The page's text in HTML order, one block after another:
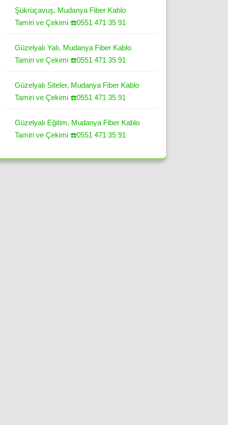
Şükrüçavuş, Mudanya Fiber Kablo
Tamiri ve Çekimi ☎️0551 471 35 91
Güzelyalı Yalı, Mudanya Fiber Kablo
Tamiri ve Çekimi ☎️0551 471 35 91
Güzelyalı Siteler, Mudanya Fiber Kablo
Tamiri ve Çekimi ☎️0551 471 35 91
Güzelyalı Eğitim, Mudanya Fiber Kablo
Tamiri ve Çekimi ☎️0551 471 35 91